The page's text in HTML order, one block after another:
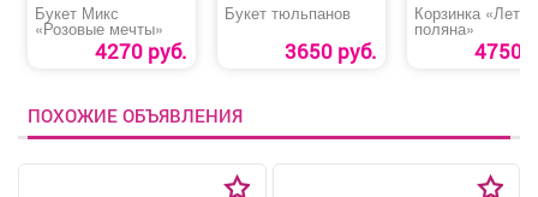
Букет Микс
«Розовые мечты»
4270 руб.
Букет тюльпанов
3650 руб.
Корзинка
поляна»
4750
ПОХОЖИЕ ОБЪЯВЛЕНИЯ